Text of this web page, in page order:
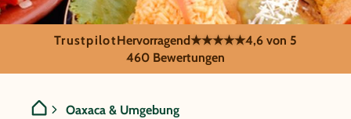
Mexiko - Oaxaca &
TrustpilotHervorragend★★★★★4,6 von 5
460 Bewertungen
Oaxaca & Umgebung